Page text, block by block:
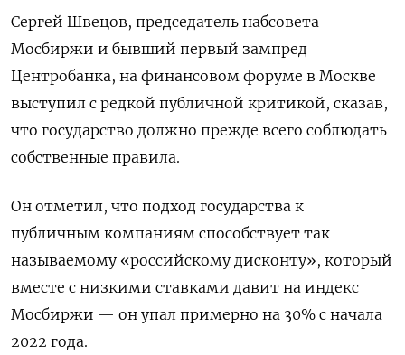
Сергей Швецов, председатель набсовета
Мосбиржи и бывший первый зампред
Центробанка, на финансовом форуме в Москве
выступил с редкой публичной критикой, сказав,
что государство должно прежде всего соблюдать
собственные правила.
Он отметил, что подход государства к
публичным компаниям способствует так
называемому «российскому дисконту», который
вместе с низкими ставками давит на индекс
Мосбиржи — он упал примерно на 30% с начала
2022 года.